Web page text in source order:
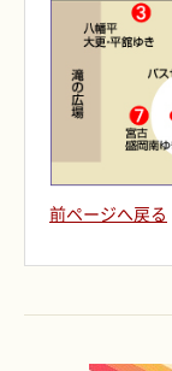
前ページへ戻る